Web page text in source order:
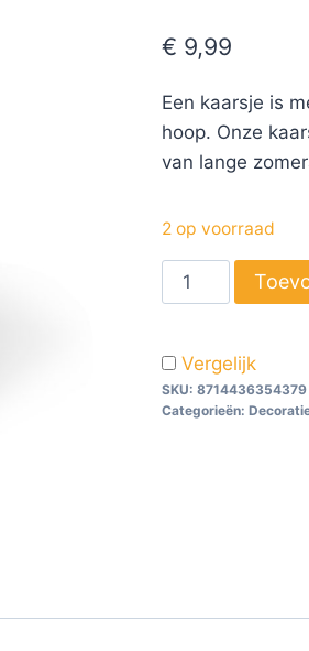
€ 9,99
Een kaarsje is
hoop. Onze
van lange
2 op voorraad
Vergelijk
SKU: 8714436354379
Categorieën: